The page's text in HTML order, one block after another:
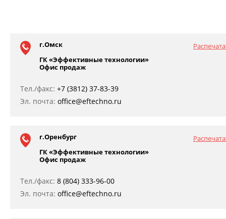
г.Омск
ГК «Эффективные технологии»
Офис продаж
Тел./факс: +7 (3812) 37-83-39
Эл. почта: office@eftechno.ru
г.Оренбург
ГК «Эффективные технологии»
Офис продаж
Тел./факс: 8 (804) 333-96-00
Эл. почта: office@eftechno.ru